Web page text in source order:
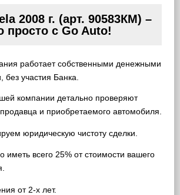
2008 г. (арт. 90583КМ) –
просто с Go Auto!
работает собственными денежными
без участия Банка.
компании детально проверяют
и приобретаемого автомобиля.
юридическую чистоту сделки.
иметь всего 25% от стоимости вашего
от 2-х лет.